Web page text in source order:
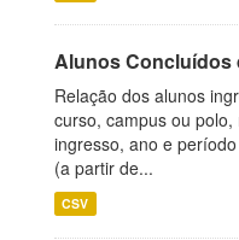
Alunos Concluídos
Relação dos alunos
curso, campus ou
ingresso, ano e
(a partir de...
CSV